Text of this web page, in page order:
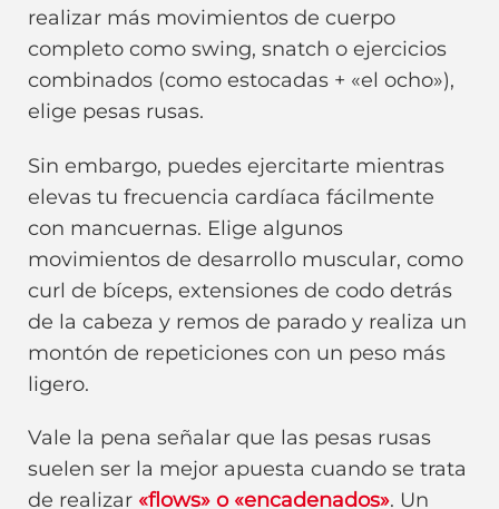
realizar más movimientos de cuerpo
completo como swing, snatch o ejercicios
combinados (como estocadas + «el ocho»),
elige pesas rusas.
Sin embargo, puedes ejercitarte mientras
elevas tu frecuencia cardíaca fácilmente
con mancuernas. Elige algunos
movimientos de desarrollo muscular, como
curl de bíceps, extensiones de codo detrás
de la cabeza y remos de parado y realiza un
montón de repeticiones con un peso más
ligero.
Vale la pena señalar que las pesas rusas
suelen ser la mejor apuesta cuando se trata
de realizar «flows» o «encadenados». Un